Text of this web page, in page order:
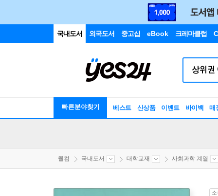
국내도서 외국도서 중고샵 eBook 크레마클럽
빠른분야찾기 베스트 신상품 이벤트 바이백 매
웰컴 국내도서 대학교재 사회과학 계열